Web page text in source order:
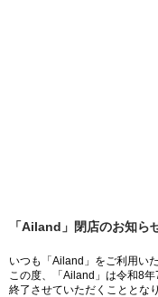
「Ailand」閉店のお知ら
いつも「Ailand」をご利用い
この度、「Ailand」は令和8
終了させていただくこととな